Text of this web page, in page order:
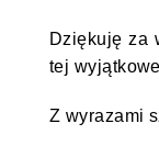
Dziękuję za
tej
Z wyrazami